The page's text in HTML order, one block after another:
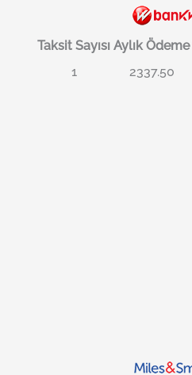
Taksit Sayısı Aylık Ödeme
1
2337.50